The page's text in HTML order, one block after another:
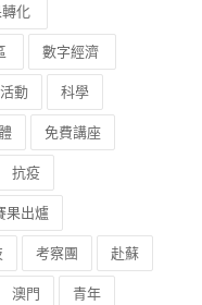
化
數字經濟
動 科學
免費講座
抗疫
果出爐
考察團 赴蘇
澳門 青年